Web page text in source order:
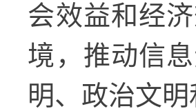
会效益和经
境，推动信
明、政治文